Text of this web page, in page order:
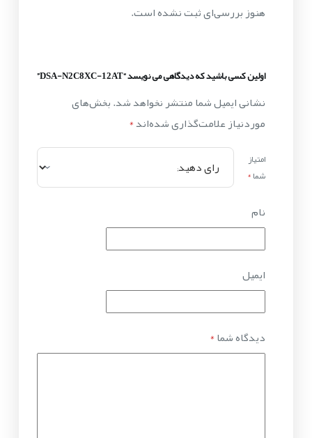
هنوز بررسی‌ای ثبت نشده است.
اولین کسی باشید که دیدگاهی می نویسد “DSA-N2C8XC-12AT”
نشانی ایمیل شما منتشر نخواهد شد.بخش‌های
موردنیاز علامت‌گذاری شده‌اند*
امتیاز
شما*
نام
ایمیل
دیدگاه شما*